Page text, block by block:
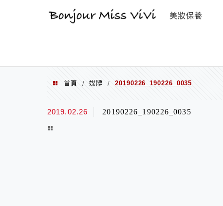
美妝保養
首頁 / 媒體 / 20190226_190226_0035
2019.02.26 20190226_190226_0035